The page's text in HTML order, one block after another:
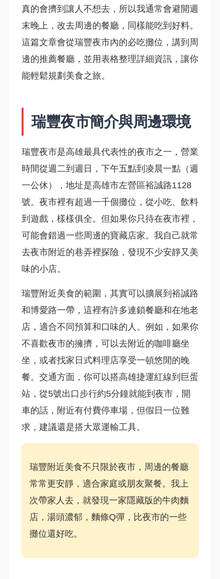
真的會擠到讓人不想去，所以我通常會避開週
末晚上，改去周邊的餐廳，同樣能吃到好料。
這篇文章會從瑞豐夜市內的必吃攤位，講到周
邊的推薦餐廳，並用表格整理詳細資訊，讓你
能輕鬆規劃美食之旅。
瑞豐夜市簡介與周邊環境
瑞豐夜市是高雄最具代表性的夜市之一，營業
時間從週二到週日，下午五點到凌晨一點（週
一公休），地址是高雄市左營區裕誠路1128
號。夜市裡有超過一千個攤位，從小吃、飲料
到遊戲，樣樣俱全。但如果你只待在夜市裡，
可能會錯過一些周邊的寶藏店家。我自己就常
去夜市附近的巷弄裡探險，發現不少安靜又美
味的小店。
瑞豐附近美食的範圍，其實可以擴展到裕誠路
和博愛路一帶，這裡有許多連鎖餐廳和在地老
店，適合不同預算和口味的人。例如，如果你
不喜歡夜市的擁擠，可以去附近的咖啡廳坐
坐，或者找家日式料理店享受一頓悠閒的晚
餐。交通方面，你可以搭高雄捷運紅線到巨蛋
站，從5號出口步行約5分鐘就能到夜市，開
車的話，附近有付費停車場，但假日一位難
求，建議還是搭大眾運輸工具。
瑞豐附近美食不只限於夜市，周邊的餐廳
常常更安靜，適合家庭或朋友聚餐。我上
次帶家人去，就發現一家隱藏版的牛肉麵
店，湯頭濃郁，麵條Q彈，比夜市的一些
攤位還好吃。